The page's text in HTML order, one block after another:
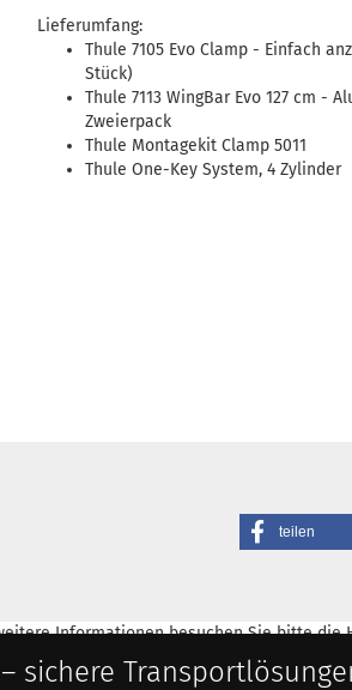
Lieferumfang:
Thule 7105 Evo Clamp - Einfach
Stück)
Thule 7113 WingBar Evo 127 cm -
Zweierpack
Thule Montagekit Clamp 5011
Thule One-Key System, 4 Zylinder
teilen
Informationen besuchen Sie bitte die
sichere